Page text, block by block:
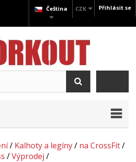
Přihlásit se
CZK
Čeština
/ Kalhoty a legíny/ na CrossFit/
/Výprodej /